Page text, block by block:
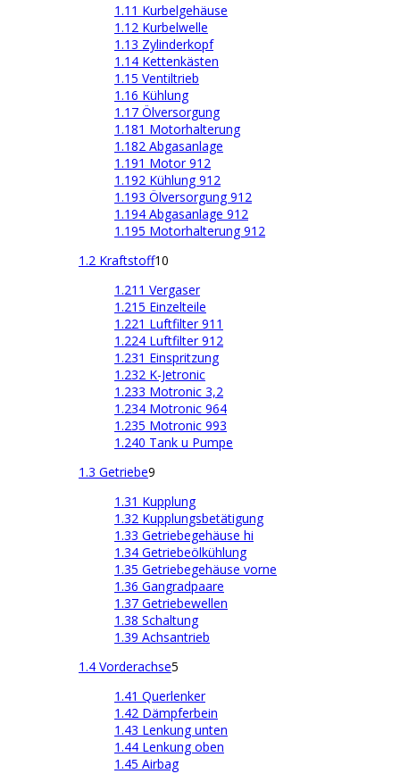
1.11 Kurbelgehäuse
1.12 Kurbelwelle
1.13 Zylinderkopf
1.14 Kettenkästen
1.15 Ventiltrieb
1.16 Kühlung
1.17 Ölversorgung
1.181 Motorhalterung
1.182 Abgasanlage
1.191 Motor 912
1.192 Kühlung 912
1.193 Ölversorgung 912
1.194 Abgasanlage 912
1.195 Motorhalterung 912
1.2 Kraftstoff10
1.211 Vergaser
1.215 Einzelteile
1.221 Luftfilter 911
1.224 Luftfilter 912
1.231 Einspritzung
1.232 K-Jetronic
1.233 Motronic 3,2
1.234 Motronic 964
1.235 Motronic 993
1.240 Tank u Pumpe
1.3 Getriebe9
1.31 Kupplung
1.32 Kupplungsbetätigung
1.33 Getriebegehäuse hi
1.34 Getriebeölkühlung
1.35 Getriebegehäuse vorne
1.36 Gangradpaare
1.37 Getriebewellen
1.38 Schaltung
1.39 Achsantrieb
1.4 Vorderachse5
1.41 Querlenker
1.42 Dämpferbein
1.43 Lenkung unten
1.44 Lenkung oben
1.45 Airbag